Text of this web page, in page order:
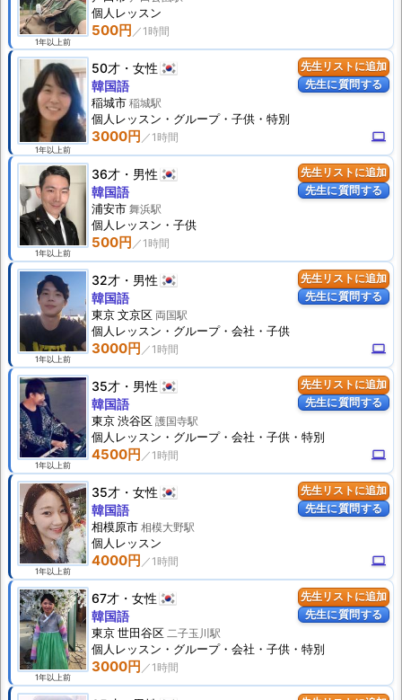
1年以上前
500円
個人 レッスン
先生リストに追加
先生に質問する
1年以上前
50才 女性
3000円 computer
韓国語
稲城市 稲城駅
個人 レッスン ・グループ・子供・特別
先生リストに追加
先生に質問する
1年以上前
36才 男性
500円
韓国語
浦安市 舞浜駅
個人 レッスン ・子供
先生リストに追加
先生に質問する
1年以上前
32才 男性
3000円 computer
韓国語
東京 文京区 両国駅
個人 レッスン ・グループ・会社・子供
先生リストに追加
先生に質問する
1年以上前
35才 男性
4500円 computer
韓国語
東京 渋谷区 護国寺駅
個人 レッスン ・グループ・会社・子供・特別
先生リストに追加
先生に質問する
1年以上前
35才 女性
4000円 computer
韓国語
相模原市 相模大野駅
個人 レッスン
先生リストに追加
先生に質問する
1年以上前
67才 女性
3000円
韓国語
東京 世田谷区 二子玉川駅
個人 レッスン ・グループ・会社・子供・特別